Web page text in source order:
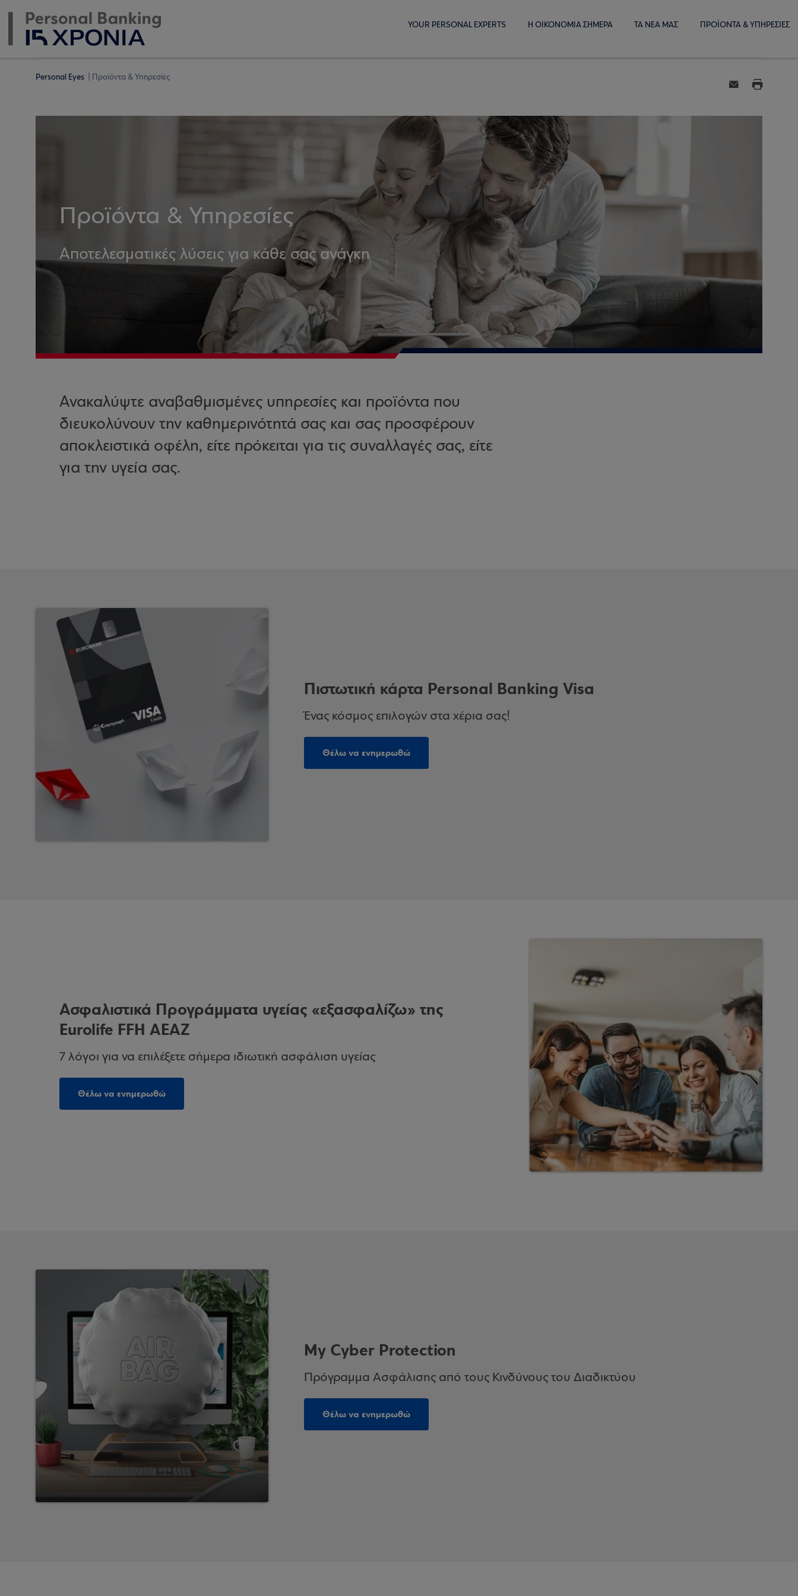
YOUR PERSONAL EXPERTS Η ΟΙΚΟΝΟΜΙΑ ΣΗΜΕΡΑ ΤΑ ΝΕΑ ΜΑΣ ΠΡΟΪΟΝΤΑ & ΥΠΗΡΕΣΙΕΣ
Personal Eyes Προϊόντα & Υπηρεσίες
Προϊόντα & Υπηρεσίες
Αποτελεσματικές λύσεις για κάθε σας ανάγκη
Ανακαλύψτε αναβαθμισμένες υπηρεσίες και προϊόντα που
διευκολύνουν την καθημερινότητά σας και σας προσφέρουν
αποκλειστικά οφέλη, είτε πρόκειται για τις συναλλαγές σας, είτε
για την υγεία σας.
Πιστωτική κάρτα Personal Banking Visa
Ένας κόσμος επιλογών στα χέρια σας!
Θέλω να ενημερωθώ
Ασφαλιστικά Προγράμματα υγείας «εξασφαλίζω» της
Eurolife FFH AEAZ
7 λόγοι για να επιλέξετε σήμερα ιδιωτική ασφάλιση υγείας
Θέλω να ενημερωθώ
My Cyber Protection
Πρόγραμμα Ασφάλισης από τους Κινδύνους του Διαδικτύου
Θέλω να ενημερωθώ